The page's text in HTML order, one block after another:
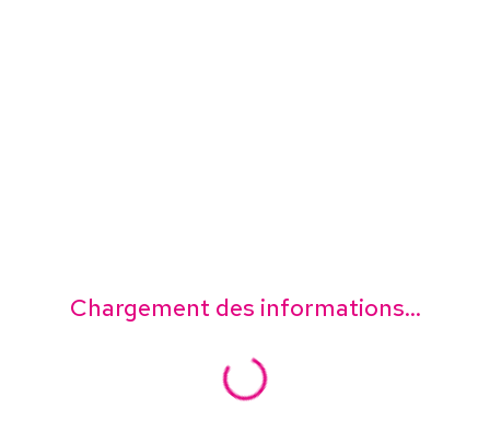
Chargement des informations...